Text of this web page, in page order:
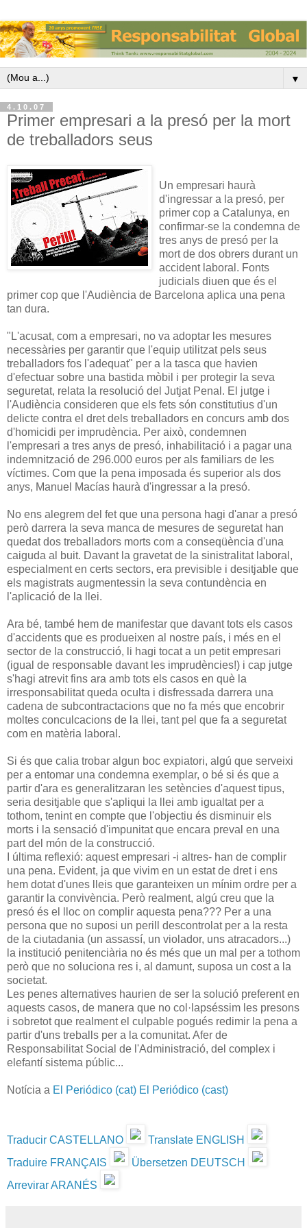
▼
4.10.07
Primer empresari a la presó per la mort
de treballadors seus
Un empresari haurà
d'ingressar a la presó, per
primer cop a Catalunya, en
confirmar-se la condemna de
tres anys de presó per la
mort de dos obrers durant un
accident laboral. Fonts
judicials diuen que és el
primer cop que l'Audiència de Barcelona aplica una pena
tan dura.
"L'acusat, com a empresari, no va adoptar les mesures
necessàries per garantir que l'equip utilitzat pels seus
treballadors fos l'adequat" per a la tasca que havien
d'efectuar sobre una bastida mòbil i per protegir la seva
seguretat, relata la resolució del Jutjat Penal. El jutge i
l'Audiència consideren que els fets són constitutius d'un
delicte contra el dret dels treballadors en concurs amb dos
d'homicidi per imprudència. Per això, condemnen
l'empresari a tres anys de presó, inhabilitació i a pagar una
indemnització de 296.000 euros per als familiars de les
víctimes. Com que la pena imposada és superior als dos
anys, Manuel Macías haurà d'ingressar a la presó.
No ens alegrem del fet que una persona hagi d'anar a presó
però darrera la seva manca de mesures de seguretat han
quedat dos treballadors morts com a conseqüència d'una
caiguda al buit. Davant la gravetat de la sinistralitat laboral,
especialment en certs sectors, era previsible i desitjable que
els magistrats augmentessin la seva contundència en
l'aplicació de la llei.
Ara bé, també hem de manifestar que davant tots els casos
d'accidents que es produeixen al nostre país, i més en el
sector de la construcció, li hagi tocat a un petit empresari
(igual de responsable davant les imprudències!) i cap jutge
s'hagi atrevit fins ara amb tots els casos en què la
irresponsabilitat queda oculta i disfressada darrera una
cadena de subcontractacions que no fa més que encobrir
moltes conculcacions de la llei, tant pel que fa a seguretat
com en matèria laboral.
Si és que calia trobar algun boc expiatori, algú que serveixi
per a entomar una condemna exemplar, o bé si és que a
partir d'ara es generalitzaran les setències d'aquest tipus,
seria desitjable que s'apliqui la llei amb igualtat per a
tothom, tenint en compte que l'objectiu és disminuir els
morts i la sensació d'impunitat que encara preval en una
part del món de la construcció.
I última reflexió: aquest empresari -i altres- han de complir
una pena. Evident, ja que vivim en un estat de dret i ens
hem dotat d'unes lleis que garanteixen un mínim ordre per a
garantir la convivència. Però realment, algú creu que la
presó és el lloc on complir aquesta pena??? Per a una
persona que no suposi un perill descontrolat per a la resta
de la ciutadania (un assassí, un violador, uns atracadors...)
la institució penitenciària no és més que un mal per a tothom
però que no soluciona res i, al damunt, suposa un cost a la
societat.
Les penes alternatives haurien de ser la solució preferent en
aquests casos, de manera que no col·lapséssim les presons
i sobretot que realment el culpable pogués redimir la pena a
partir d'uns treballs per a la comunitat. Afer de
Responsabilitat Social de l'Administració, del complex i
elefantí sistema públic...
Notícia a El Periódico (cat) El Periódico (cast)
Traducir CASTELLANO
Translate ENGLISH
Traduire FRANÇAIS
Übersetzen DEUTSCH
Arrevirar ARANÉS